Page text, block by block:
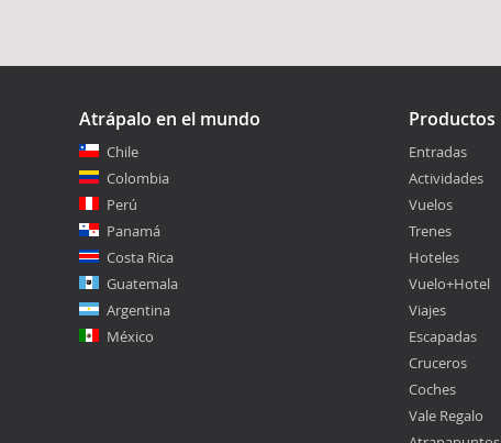
Atrápalo en el mundo
Chile
Colombia
Perú
Panamá
Costa Rica
Guatemala
Argentina
México
Productos
Entradas
Actividades
Vuelos
Trenes
Hoteles
Vuelo+Hotel
Viajes
Escapadas
Cruceros
Coches
Vale Regalo